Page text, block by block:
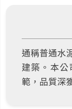
通稱普通水
建築。本公
範，品質深